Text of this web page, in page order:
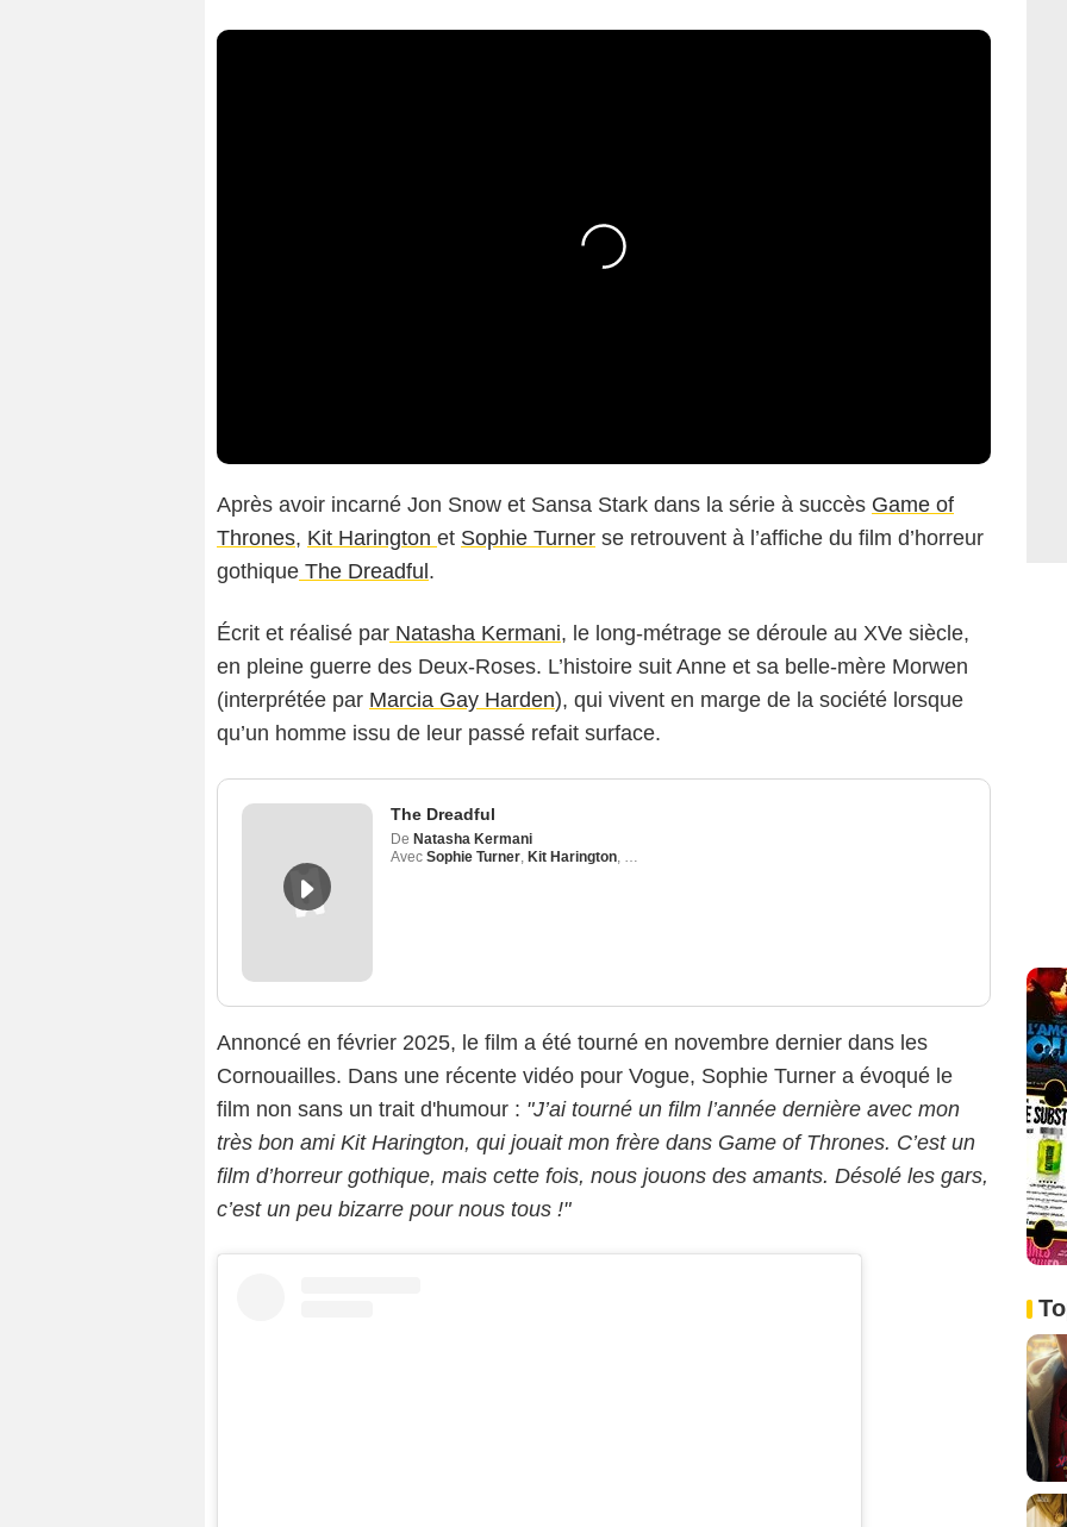
Après avoir incarné Jon Snow et Sansa Stark dans la série à succès Game of
Thrones, Kit Harington et Sophie Turner se retrouvent à l’affiche du film d’horreur
gothique The Dreadful .
Écrit et réalisé par Natasha Kermani, le long-métrage se déroule au XVe siècle,
en pleine guerre des Deux-Roses. L’histoire suit Anne et sa belle-mère Morwen
(interprétée par Marcia Gay Harden), qui vivent en marge de la société lorsque
qu’un homme issu de leur passé refait surface.
The Dreadful
De Natasha Kermani
Avec Sophie Turner, Kit Harington, Marcia Gay Harden
Annoncé en février 2025, le film a été tourné en novembre dernier dans les
Cornouailles. Dans une récente vidéo pour Vogue, Sophie Turner a évoqué le
film non sans un trait d'humour : "J’ai tourné un film l’année dernière avec mon
très bon ami Kit Harington, qui jouait mon frère dans Game of Thrones. C’est un
film d’horreur gothique, mais cette fois, nous jouons des amants. Désolé les gars,
c’est un peu bizarre pour nous tous !"